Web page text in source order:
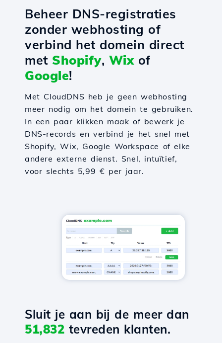
Beheer DNS-registraties
zonder webhosting of
verbind het domein direct
met Shopify, Wixof
Google!
Met CloudDNS heb je geen webhosting
meer nodig om het domein te gebruiken.
In een paar klikken maak of bewerk je
DNS-records en verbind je het snel met
Shopify, Wix, Google Workspace of elke
andere externe dienst. Snel, intuïtief,
voor slechts 5,99 € per jaar.
Sluit je aan bij de meer dan
51,832 tevreden klanten.